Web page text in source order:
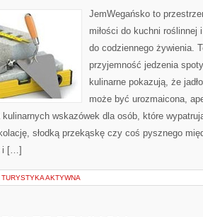
JemWegańsko to
miłości do kuchni
do codziennego żywienia.
przyjemność jedzenia
kulinarne pokazują, że
może być urozmaicona,
wskazówek dla osób, które
słodką przekąskę czy coś pysznego
i […]
TURYSTYKA AKTYWNA